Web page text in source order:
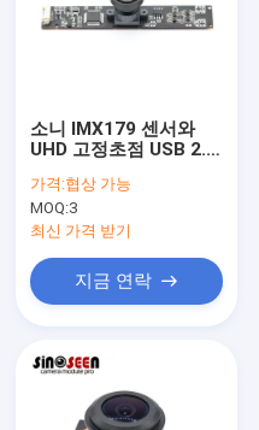
소니 IMX179 센서와
UHD 고정초점 USB 2.0
가격:협상 가능
MOQ:3
최신 가격 받기
지금 연락